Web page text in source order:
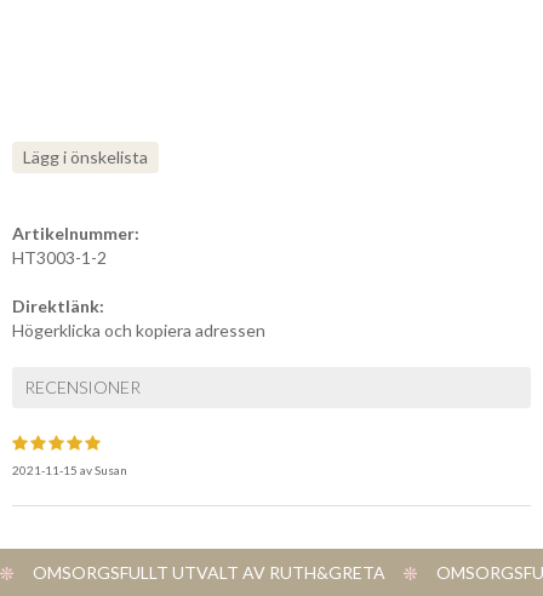
Lägg i önskelista
Artikelnummer:
HT3003-1-2
Direktlänk:
Högerklicka och kopiera adressen
RECENSIONER
2021-11-15 avSusan
OMSORGSFULLT UTVALT AV RUTH&GRETA